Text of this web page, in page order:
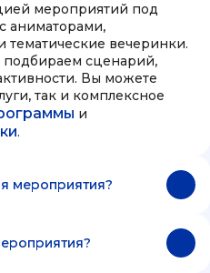
мероприятий под
аниматорами,
вечеринки.
подбираем сценарий,
Вы можете
так и комплексное
и
.
мероприятия?